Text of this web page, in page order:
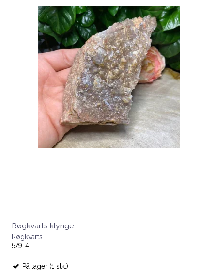
Røgkvarts klynge
Røgkvarts
579-4
På lager (1 stk.)